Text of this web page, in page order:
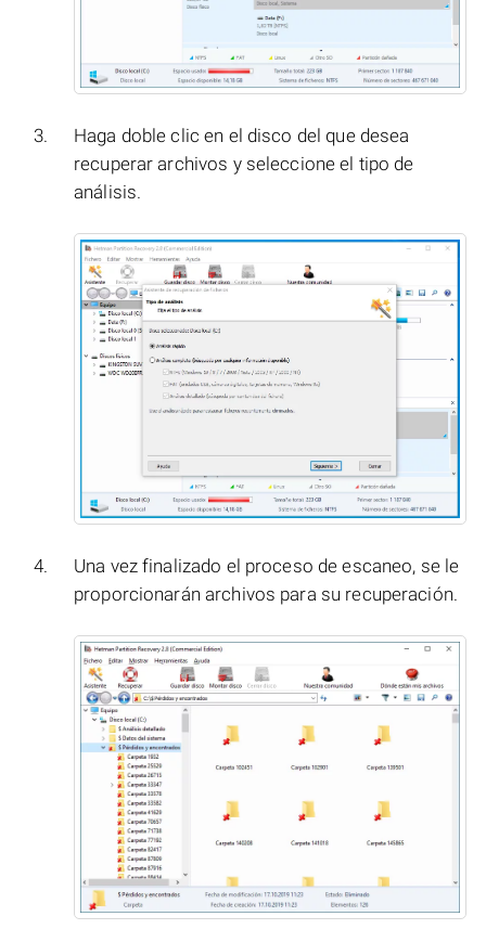
Haga doble clic en el disco del que desea
recuperar archivos y seleccione el tipo de
análisis.
Una vez finalizado el proceso de escaneo, se le
proporcionarán archivos para su recuperación.